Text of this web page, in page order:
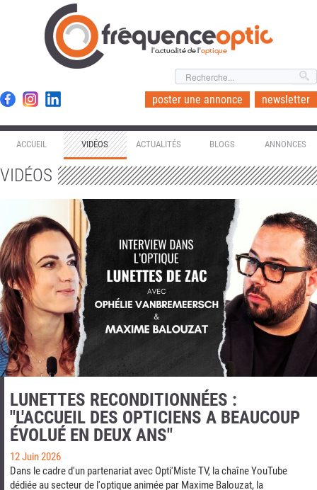
l'actualité de l'optique
poster une annonce newsletter
ACCUEIL VIDÉOS ACTUALITÉS BLOGS ANNONCES
VIDÉOS
LUNETTES RECONDITIONNÉES :
"L'ACCUEIL DES OPTICIENS A BEAUCOUP
ÉVOLUÉ EN DEUX ANS"
12 Juin 2026
Dans le cadre d'un partenariat avec Opti'Miste TV, la chaîne YouTube
dédiée au secteur de l'optique animée par Maxime Balouzat, la